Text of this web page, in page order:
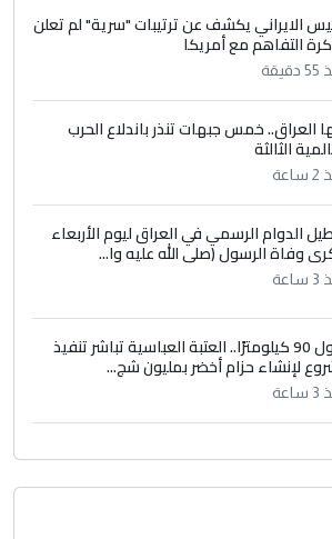
(نص كامل)
الايراني يكشف عن ترتيبات "سرية" لم تعلن
التفاهم مع أمريكا
العراق.. خمس جبهات تنذر باندلاع الحرب
الثالثة
الدوام الرسمي في العراق ليوم الأربعاء
وفاة الرسول (صلى الله عليه وا...
بطول 90 كيلومترًا.. العتبة العباسية تباشر تنفيذ
لإنشاء حزام أخضر بمليون شج...